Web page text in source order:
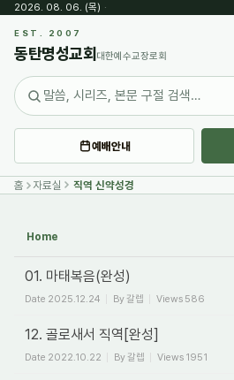
2026. 08. 06. (목) ·
EST. 2007
동탄명성교회 대한예수교장로회
예배안내
홈 자료실 직역 신약성경
Home
01. 마태복음(완성)
Date 2025.12.24 By갈렙 Views 586
12. 골로새서 직역[완성]
Date 2022.10.22 By갈렙 Views 1951
Sketchbook5, 스
Sketchbook5, 스